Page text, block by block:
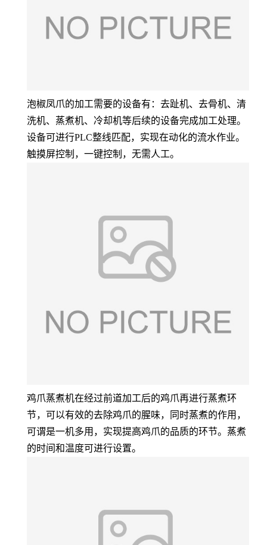
泡椒凤爪的加工需要的设备有：去趾机、去骨机、清
洗机、蒸煮机、冷却机等后续的设备完成加工处理。
设备可进行PLC整线匹配，实现在动化的流水作业。
触摸屏控制，一键控制，无需人工。
鸡爪蒸煮机在经过前道加工后的鸡爪再进行蒸煮环
节，可以有效的去除鸡爪的腥味，同时蒸煮的作用，
可谓是一机多用，实现提高鸡爪的品质的环节。蒸煮
的时间和温度可进行设置。